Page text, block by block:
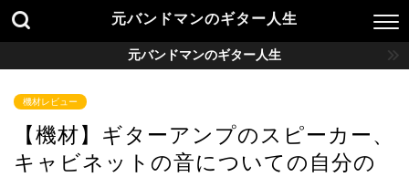
元バンドマンのギター人生
元バンドマンのギター人生
機材レビュー
【機材】ギターアンプのスピーカー、
キャビネットの音についての自分の